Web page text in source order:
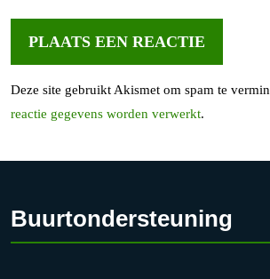
Deze site gebruikt Akismet om spam te
reactie gegevens worden verwerkt.
Buurtondersteuning